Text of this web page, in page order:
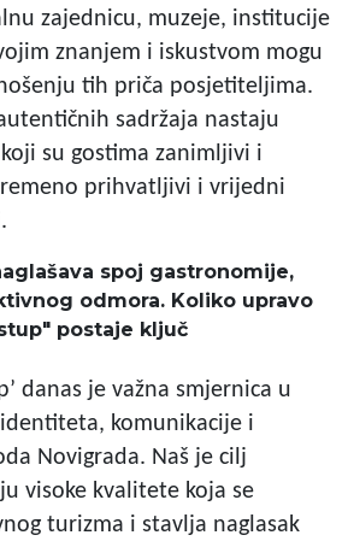
zajednicu, muzeje, institucije
znanjem i iskustvom mogu
tih priča posjetiteljima.
sadržaja nastaju
su gostima zanimljivi i
prihvatljivi i vrijedni
spoj gastronomije,
odmora. Koliko upravo
postaje ključ
danas je važna smjernica u
komunikacije i
Novigrada. Naš je cilj
visoke kvalitete koja se
turizma i stavlja naglasak